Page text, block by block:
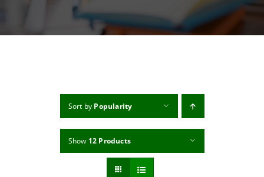
Sort by Popularity
Show 12 Products